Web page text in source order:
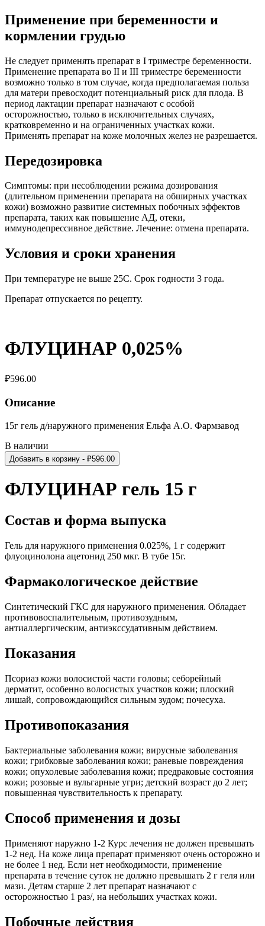
Применение при беременности и
кормлении грудью
Не следует применять препарат в I триместре беременности.
Применение препарата во II и III триместре беременности
возможно только в том случае, когда предполагаемая польза
для матери превосходит потенциальный риск для плода. В
период лактации препарат назначают с особой
осторожностью, только в исключительных случаях,
кратковременно и на ограниченных участках кожи.
Применять препарат на коже молочных желез не разрешается.
Передозировка
Симптомы: при несоблюдении режима дозирования
(длительном применении препарата на обширных участках
кожи) возможно развитие системных побочных эффектов
препарата, таких как повышение АД, отеки,
иммунодепрессивное действие. Лечение: отмена препарата.
Условия и сроки хранения
При температуре не выше 25C. Срок годности 3 года.
Препарат отпускается по рецепту.
ФЛУЦИНАР 0,025%
₽596.00
Описание
15г гель д/наружного применения Ельфа А.О. Фармзавод
В наличии
Добавить в корзину - ₽596.00
ФЛУЦИНАР гель 15 г
Состав и форма выпуска
Гель для наружного применения 0.025%, 1 г содержит
флуоцинолона ацетонид 250 мкг. В тубе 15г.
Фармакологическое действие
Синтетический ГКС для наружного применения. Обладает
противовоспалительным, противозудным,
антиаллергическим, антиэкссудативным действием.
Показания
Псориаз кожи волосистой части головы; себорейный
дерматит, особенно волосистых участков кожи; плоский
лишай, сопровождающийся сильным зудом; почесуха.
Противопоказания
Бактериальные заболевания кожи; вирусные заболевания
кожи; грибковые заболевания кожи; раневые повреждения
кожи; опухолевые заболевания кожи; предраковые состояния
кожи; розовые и вульгарные угри; детский возраст до 2 лет;
повышенная чувствительность к препарату.
Способ применения и дозы
Применяют наружно 1-2 Курс лечения не должен превышать
1-2 нед. На коже лица препарат применяют очень осторожно и
не более 1 нед. Если нет необходимости, применение
препарата в течение суток не должно превышать 2 г геля или
мази. Детям старше 2 лет препарат назначают с
осторожностью 1 раз/, на небольших участках кожи.
Побочные действия